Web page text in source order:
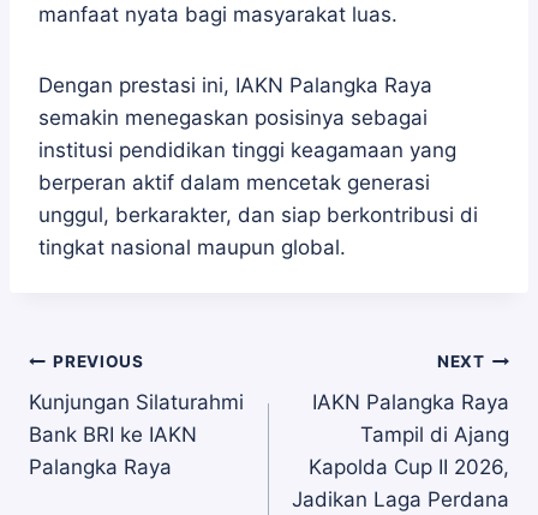
manfaat nyata bagi masyarakat luas.
Dengan prestasi ini, IAKN Palangka Raya
semakin menegaskan posisinya sebagai
institusi pendidikan tinggi keagamaan yang
berperan aktif dalam mencetak generasi
unggul, berkarakter, dan siap berkontribusi di
tingkat nasional maupun global.
Navigasi
pos
PREVIOUS
Kunjungan Silaturahmi
Bank BRI ke IAKN
Palangka Raya
NEXT
IAKN Palangka Raya
Tampil di Ajang
Kapolda Cup II 2026,
Jadikan Laga Perdana